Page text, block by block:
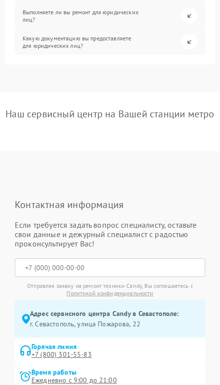
Выполняете ли вы ремонт для юридических
лиц?
Какую документацию вы предоставляете
для юридических лиц?
Наш сервисный центр на Вашей станции метро
Контактная информация
Если требуется задать вопрос специалисту, оставьте
свои данные и дежурный специалист с радостью
проконсультирует Вас!
Отправляя заявку на ремонт техники Candy, Вы соглашаетесь с
Политикой конфиденциальности
Адрес сервисного центра Candy в Севастополе:
г. Севастополь, улица Пожарова, 22
Горячая линия
+7 (800) 301-55-83
Время работы
Ежедневно с 9:00 до 21:00